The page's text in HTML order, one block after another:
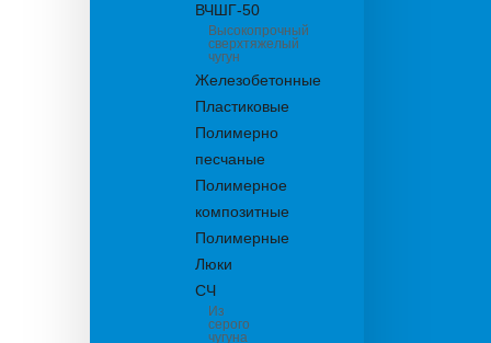
ВЧШГ-50
Высокопрочный
сверхтяжелый
чугун
Железобетонные
Пластиковые
Полимерно
песчаные
Полимерное
композитные
Полимерные
Люки
СЧ
Из
серого
чугуна